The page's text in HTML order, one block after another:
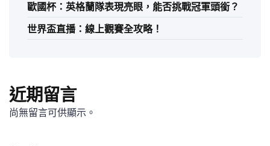
歐國杯：英格蘭隊表現亮眼，能否挑戰冠軍頭銜？
世界盃直播：線上觀賽全攻略！
近期留言
尚無留言可供顯示。